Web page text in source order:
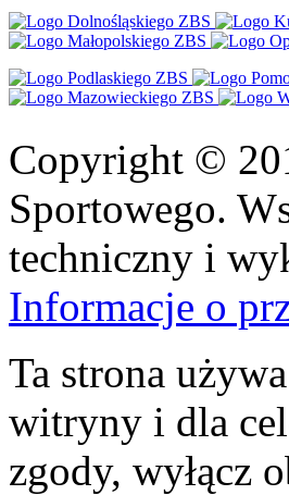
Copyright ©
Sportowego.
techniczny i
Informacje o
Ta strona
witryny i dla
zgody, wyłącz